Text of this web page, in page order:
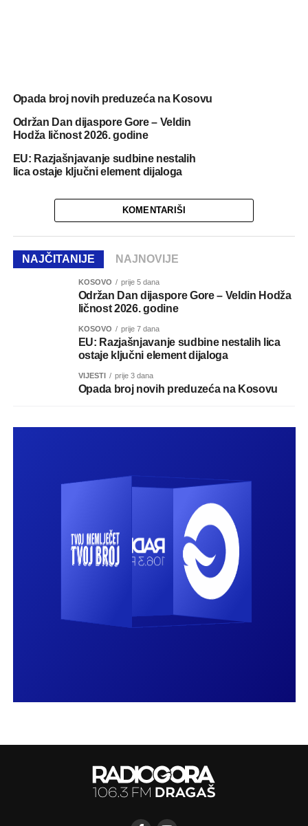
Opada broj novih preduzeća na Kosovu
Održan Dan dijaspore Gore – Veldin
Hodža ličnost 2026. godine
EU: Razjašnjavanje sudbine nestalih
lica ostaje ključni element dijaloga
KOMENTARIŠI
NAJČITANIJE NAJNOVIJE
KOSOVO prije 5 dana
Održan Dan dijaspore Gore – Veldin Hodža
ličnost 2026. godine
KOSOVO prije 7 dana
EU: Razjašnjavanje sudbine nestalih lica
ostaje ključni element dijaloga
VIJESTI prije 3 dana
Opada broj novih preduzeća na Kosovu